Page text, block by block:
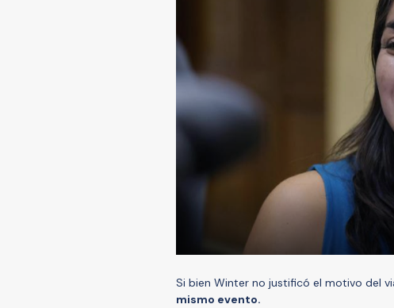
Si bien Winter no justificó el motivo del
mismo evento.